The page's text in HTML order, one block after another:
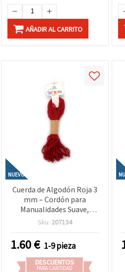
AÑADIR AL CARRITO
NUEVO
Cuerda de Algodón Roja 3
mm – Cordón para
Manualidades Suave,
Resistente y Decorativo,
Sku: 207134
1.60€ 1-9 pieza
DESCUENTOS
PARA CANTIDAD